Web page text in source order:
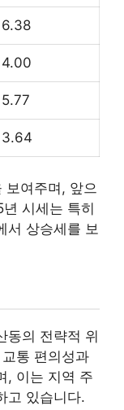
6.38
4.00
5.77
3.64
보여주며, 앞으
시세는 특히
서 상승세를 보
동의 전략적 위
통 편의성과
, 이는 지역 주
고 있습니다.